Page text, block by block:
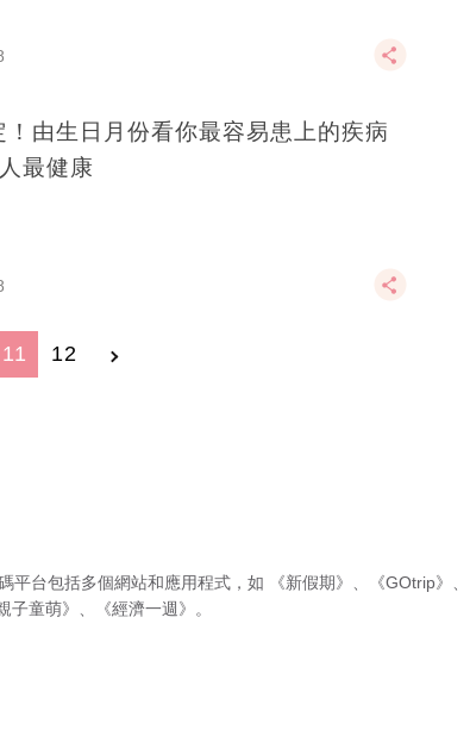
！由生日月份看你最容易患上的疾病
最健康
11 12
平台包括多個網站和應用程式，如 《新假期》 《GOtrip》
子童萌》
《經濟一週》 。